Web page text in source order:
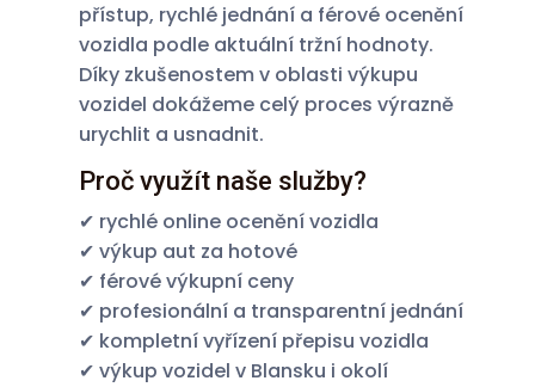
přístup, rychlé jednání a férové ocenění
vozidla podle aktuální tržní hodnoty.
Díky zkušenostem v oblasti výkupu
vozidel dokážeme celý proces výrazně
urychlit a usnadnit.
Proč využít naše služby?
✔ rychlé online ocenění vozidla
✔ výkup aut za hotové
✔ férové výkupní ceny
✔ profesionální a transparentní jednání
✔ kompletní vyřízení přepisu vozidla
✔ výkup vozidel v Blansku i okolí